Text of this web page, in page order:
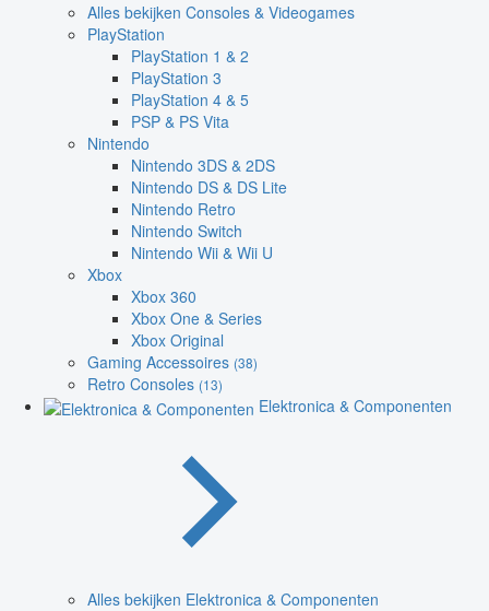
Alles bekijken Consoles & Videogames
PlayStation
PlayStation 1 & 2
PlayStation 3
PlayStation 4 & 5
PSP & PS Vita
Nintendo
Nintendo 3DS & 2DS
Nintendo DS & DS Lite
Nintendo Retro
Nintendo Switch
Nintendo Wii & Wii U
Xbox
Xbox 360
Xbox One & Series
Xbox Original
Gaming Accessoires (38)
Retro Consoles (13)
Elektronica & Componenten
Alles bekijken Elektronica & Componenten